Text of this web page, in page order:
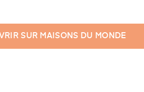
SUR MAISONS DU MONDE